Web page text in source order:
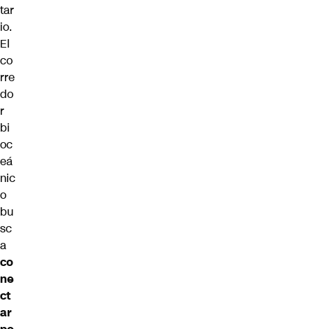
tar
io.
El
co
rre
do
r
bi
oc
eá
nic
o
bu
sc
a
co
ne
ct
ar